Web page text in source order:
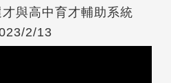
與高中育才輔助系統
2/13